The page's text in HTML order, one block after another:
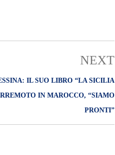
NEXT
IL SUO LIBRO “LA SICILIA
IN MAROCCO, “SIAMO
PRONTI”